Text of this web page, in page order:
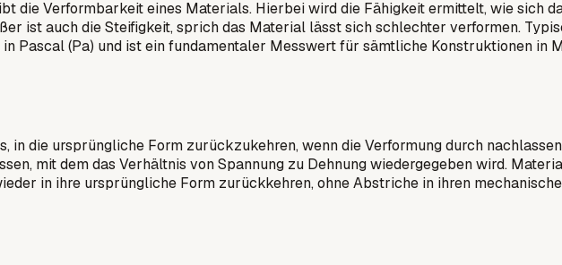
die Verformbarkeit eines Materials. Hierbei wird die Fähigkeit ermittelt, wie sich
ist auch die Steifigkeit, sprich das Material lässt sich schlechter verformen.
Pascal (Pa) und ist ein fundamentaler Messwert für sämtliche Konstruktionen in
in die ursprüngliche Form zurückzukehren, wenn die Verformung durch
mit dem das Verhältnis von Spannung zu Dehnung wiedergegeben wird.
in ihre ursprüngliche Form zurückkehren, ohne Abstriche in ihren